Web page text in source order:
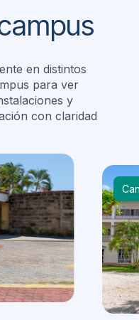
en distintos
para ver
y
con claridad